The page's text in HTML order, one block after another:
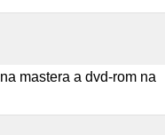
mastera a dvd-rom na